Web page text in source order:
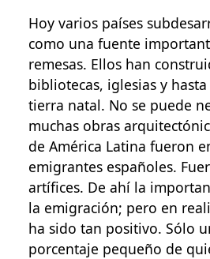
Hoy varios países
como una fuente
remesas. Ellos han
bibliotecas, iglesias y
tierra natal. No se puede
muchas obras
de América Latina fueron
emigrantes españoles.
artífices. De ahí la
la emigración; pero en
ha sido tan positivo. Sólo
porcentaje pequeño de